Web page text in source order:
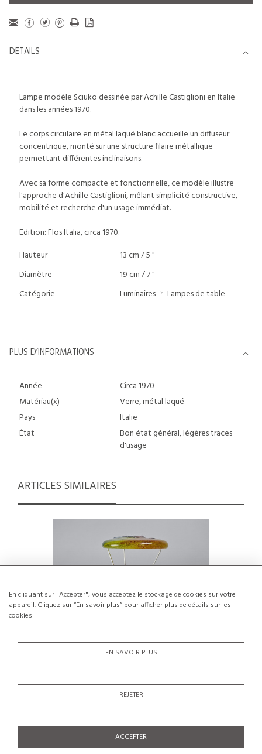
En cliquant sur "Accepter", vous acceptez le stockage de cookies sur votre
appareil. Cliquez sur “En savoir plus” pour afficher plus de détails sur les
cookies
EN SAVOIR PLUS
REJETER
ACCEPTER
DETAILS
Lampe modèle Sciuko dessinée par Achille Castiglioni en Italie
dans les années 1970.
Le corps circulaire en métal laqué blanc accueille un diffuseur
concentrique, monté sur une structure filaire métallique
permettant différentes inclinaisons.
Avec sa forme compacte et fonctionnelle, ce modèle illustre
l'approche d'Achille Castiglioni, mêlant simplicité constructive,
mobilité et recherche d'un usage immédiat.
Edition: Flos Italia, circa 1970.
Hauteur
13 cm / 5 "
Diamètre
19 cm / 7 "
Catégorie
Luminaires Lampes de table
PLUS D’INFORMATIONS
Année
Circa 1970
Matériau(x)
Verre, métal laqué
Pays
Italie
État
Bon état général, légères traces
d'usage
ARTICLES SIMILAIRES
Lampe de table Italienne par Jacopo
Foggini, circa 2000